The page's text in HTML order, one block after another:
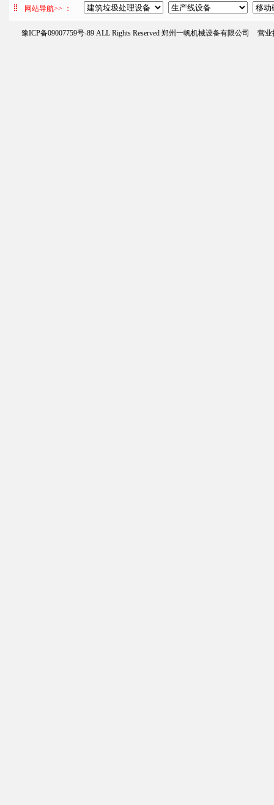
网站导航>> ：
豫ICP备09007759号-89 ALL Rights Reserved 郑州一帆机械设备有限公司 营业